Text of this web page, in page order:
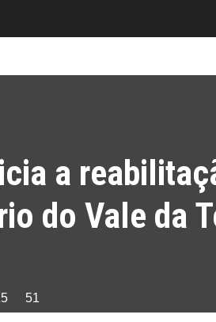
a
do Vale da
51